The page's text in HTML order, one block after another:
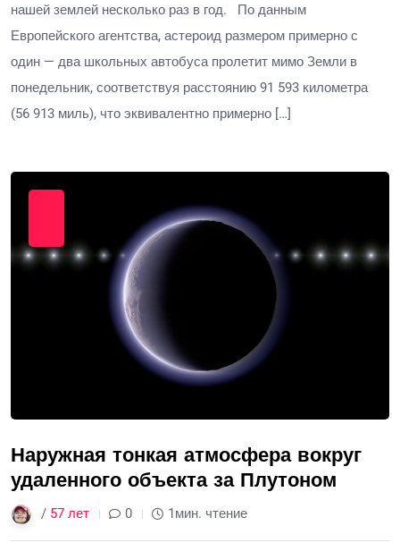
нашей землей несколько раз в год. По данным
Европейского агентства, астероид размером примерно с
один — два школьных автобуса пролетит мимо Земли в
понедельник, соответствуя расстоянию 91 593 километра
(56 913 миль), что эквивалентно примерно […]
Наружная тонкая атмосфера вокруг
удаленного объекта за Плутоном
/ 57 лет 0 1мин. чтение